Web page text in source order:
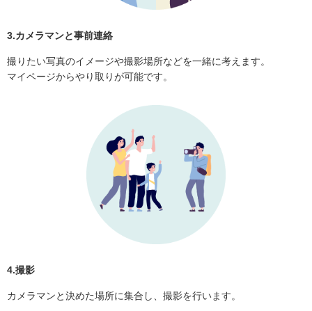
3.カメラマンと事前連絡
撮りたい写真のイメージや撮影場所などを一緒に考えます。
マイページからやり取りが可能です。
4.撮影
カメラマンと決めた場所に集合し、撮影を行います。